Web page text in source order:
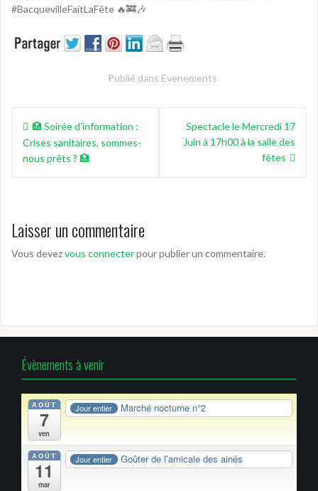
#BacquevilleFaitLaFête 🔥🚒🎶
Publié dans Evenements
Navigation
de
l’article
🏥 Soirée d’information :
Crises sanitaires, sommes-
nous prêts ? 🏥
Spectacle le Mercredi 17
Juin à 17h00 à la salle des
fêtes
Laisser un commentaire
Vous devezvous connecterpour publier un commentaire.
Évènements à venir
AOÛT
7
ven
Jour entier Marché nocturne n°2
AOÛT
11
mar
Jour entier Goûter de l’amicale des ainés